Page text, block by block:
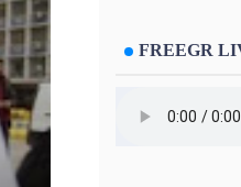
FREEGR